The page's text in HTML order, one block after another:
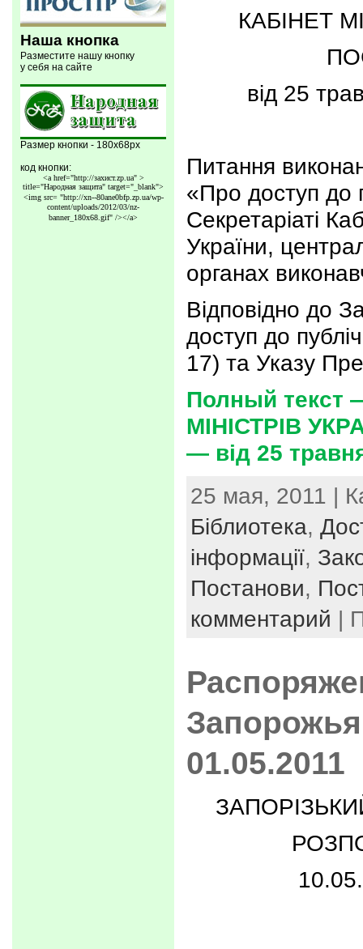
Наша кнопка
Разместите нашу кнопку
у себя на сайте
Размер кнопки - 180x68px
код кнопки:
<a href="http://захист.zp.ua" >
title="Народная защита" target="_blank">
<img src= "http://xn--80ane0bfp.zp.ua/wp-
content/uploads/2012/03/nz-
banner_180x68.gif" /></a>
КАБІНЕТ
від 25
Питання
«Про доступ до
Секретаріаті
України,
органах
Відповідно до
доступ до
17) та Указу
Полный текст
МІНІСТРІВ
— від 25
25 мая, 2011 |
Біблиотека,
інформації,
Постанови,
комментарий |
01.05.2011